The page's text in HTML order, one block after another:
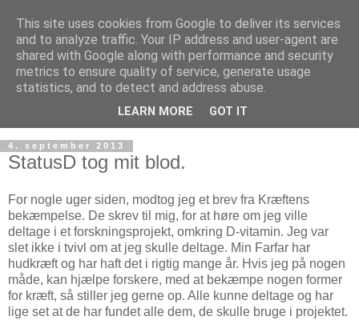
4. september 2013
StatusD tog mit blod.
For nogle uger siden, modtog jeg et brev fra Kræftens
bekæmpelse. De skrev til mig, for at høre om jeg ville
deltage i et forskningsprojekt, omkring D-vitamin. Jeg var
slet ikke i tvivl om at jeg skulle deltage. Min Farfar har
hudkræft og har haft det i rigtig mange år. Hvis jeg på nogen
måde, kan hjælpe forskere, med at bekæmpe nogen former
for kræft, så stiller jeg gerne op. Alle kunne deltage og har
lige set at de har fundet alle dem, de skulle bruge i projektet.
This site uses cookies from Google to deliver its services
and to analyze traffic. Your IP address and user-agent are
shared with Google along with performance and security
metrics to ensure quality of service, generate usage
statistics, and to detect and address abuse.
LEARN MORE GOT IT